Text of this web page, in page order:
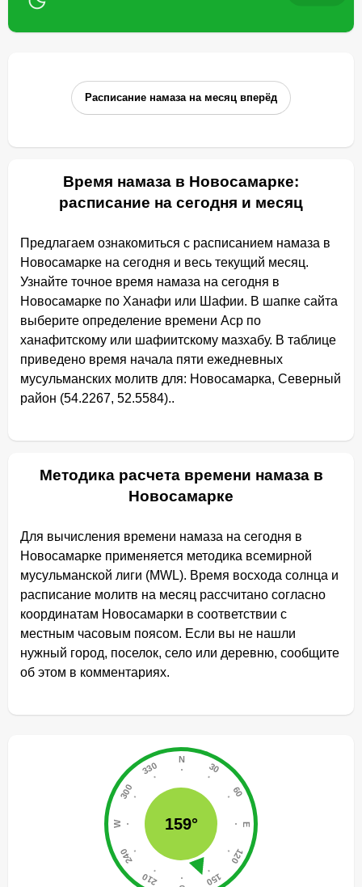
Расписание намаза на месяц вперёд
Время намаза в Новосамарке:
расписание на сегодня и месяц
Предлагаем ознакомиться с расписанием намаза в
Новосамарке на сегодня и весь текущий месяц.
Узнайте точное время намаза на сегодня в
Новосамарке по Ханафи или Шафии. В шапке сайта
выберите определение времени Аср по
ханафитскому или шафиитскому мазхабу. В таблице
приведено время начала пяти ежедневных
мусульманских молитв для: Новосамарка, Северный
район (54.2267, 52.5584)..
Методика расчета времени намаза в
Новосамарке
Для вычисления времени намаза на сегодня в
Новосамарке применяется методика всемирной
мусульманской лиги (MWL). Время восхода солнца и
расписание молитв на месяц рассчитано согласно
координатам Новосамарки в соответствии с
местным часовым поясом. Если вы не нашли
нужный город, поселок, село или деревню, сообщите
об этом в комментариях.
159°